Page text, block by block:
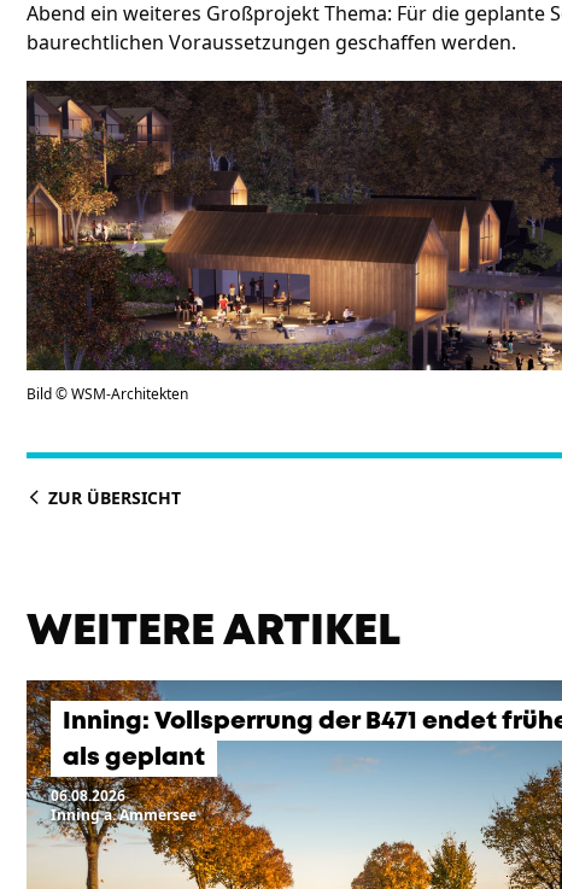
Abend ein weiteres Großprojekt Thema: Für die geplante
baurechtlichen Voraussetzungen geschaffen werden.
Bild © WSM-Architekten
ZUR ÜBERSICHT
WEITERE ARTIKEL
Inning: Vollsperrung der B471 endet
als geplant
06.08.2026
Inning a. Ammersee